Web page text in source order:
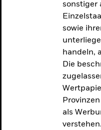
sonstiger
sowie
handeln,
Die
als